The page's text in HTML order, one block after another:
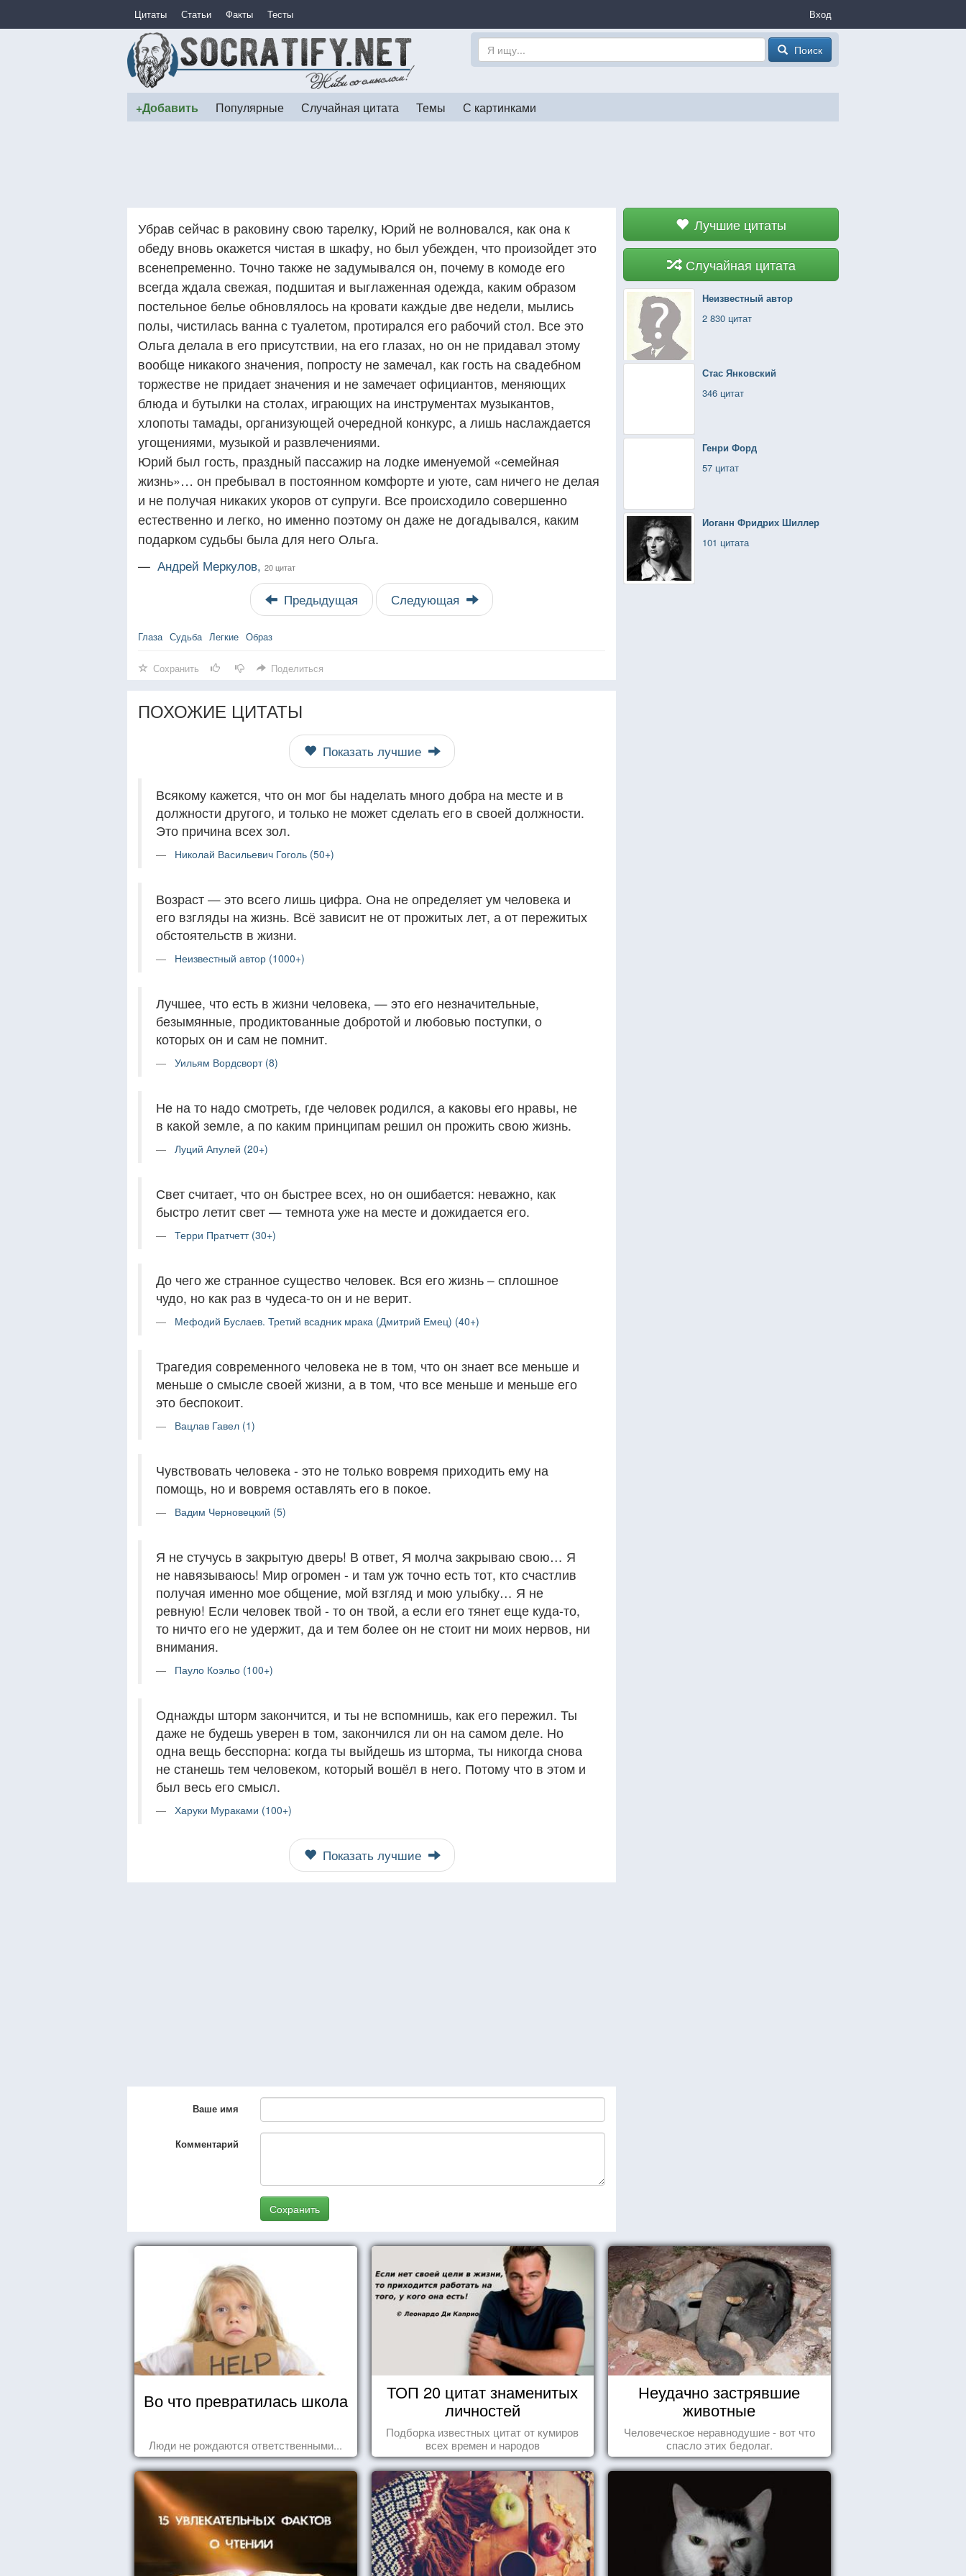
Цитаты Статьи Факты Тесты Вход
Поиск
+Добавить Популярные Случайная цитата Темы С картинками
Лучшие цитаты
Случайная цитата
Неизвестный автор
2 830 цитат
Стас Янковский
346 цитат
Генри Форд
57 цитат
Иоганн Фридрих Шиллер
101 цитата
Убрав сейчас в раковину свою тарелку, Юрий не волновался, как она к
обеду вновь окажется чистая в шкафу, но был убежден, что произойдет это
всенепременно. Точно также не задумывался он, почему в комоде его
всегда ждала свежая, подшитая и выглаженная одежда, каким образом
постельное белье обновлялось на кровати каждые две недели, мылись
полы, чистилась ванна с туалетом, протирался его рабочий стол. Все это
Ольга делала в его присутствии, на его глазах, но он не придавал этому
вообще никакого значения, попросту не замечал, как гость на свадебном
торжестве не придает значения и не замечает официантов, меняющих
блюда и бутылки на столах, играющих на инструментах музыкантов,
хлопоты тамады, организующей очередной конкурс, а лишь наслаждается
угощениями, музыкой и развлечениями.
Юрий был гость, праздный пассажир на лодке именуемой «семейная
жизнь»… он пребывал в постоянном комфорте и уюте, сам ничего не делая
и не получая никаких укоров от супруги. Все происходило совершенно
естественно и легко, но именно поэтому он даже не догадывался, каким
подарком судьбы была для него Ольга.
— Андрей Меркулов, 20 цитат
Предыдущая Следующая
Глаза Судьба Легкие Образ
Сохранить Поделиться
ПОХОЖИЕ ЦИТАТЫ
Показать лучшие
Всякому кажется, что он мог бы наделать много добра на месте и в
должности другого, и только не может сделать его в своей должности.
Это причина всех зол.
Николай Васильевич Гоголь (50+)
Возраст — это всего лишь цифра. Она не определяет ум человека и
его взгляды на жизнь. Всё зависит не от прожитых лет, а от пережитых
обстоятельств в жизни.
Неизвестный автор (1000+)
Лучшее, что есть в жизни человека, — это его незначительные,
безымянные, продиктованные добротой и любовью поступки, о
которых он и сам не помнит.
Уильям Вордсворт (8)
Не на то надо смотреть, где человек родился, а каковы его нравы, не
в какой земле, а по каким принципам решил он прожить свою жизнь.
Луций Апулей (20+)
Свет считает, что он быстрее всех, но он ошибается: неважно, как
быстро летит свет — темнота уже на месте и дожидается его.
Терри Пратчетт (30+)
До чего же странное существо человек. Вся его жизнь – сплошное
чудо, но как раз в чудеса-то он и не верит.
Мефодий Буслаев. Третий всадник мрака (Дмитрий Емец) (40+)
Трагедия современного человека не в том, что он знает все меньше и
меньше о смысле своей жизни, а в том, что все меньше и меньше его
это беспокоит.
Вацлав Гавел (1)
Чувствовать человека - это не только вовремя приходить ему на
помощь, но и вовремя оставлять его в покое.
Вадим Черновецкий (5)
Я не стучусь в закрытую дверь! В ответ, Я молча закрываю свою… Я
не навязываюсь! Мир огромен - и там уж точно есть тот, кто счастлив
получая именно мое общение, мой взгляд и мою улыбку… Я не
ревную! Если человек твой - то он твой, а если его тянет еще куда-то,
то ничто его не удержит, да и тем более он не стоит ни моих нервов, ни
внимания.
Пауло Коэльо (100+)
Однажды шторм закончится, и ты не вспомнишь, как его пережил. Ты
даже не будешь уверен в том, закончился ли он на самом деле. Но
одна вещь бесспорна: когда ты выйдешь из шторма, ты никогда снова
не станешь тем человеком, который вошёл в него. Потому что в этом и
был весь его смысл.
Харуки Мураками (100+)
Показать лучшие
Ваше имя
Комментарий
Сохранить
Во что превратилась школа
Люди не рождаются ответственными...
ТОП 20 цитат знаменитых
личностей
Подборка известных цитат от кумиров
всех времен и народов
Неудачно застрявшие
животные
Человеческое неравнодушие - вот что
спасло этих бедолаг.